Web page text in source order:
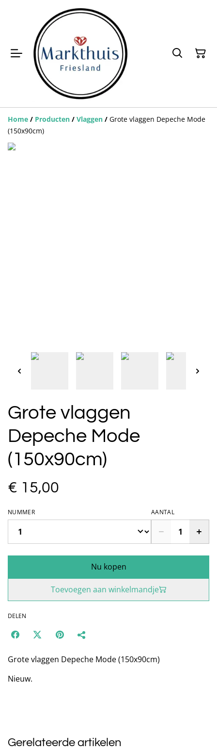
Home / Producten / Vlaggen / Grote vlaggen Depeche Mode
(150x90cm)
Grote vlaggen
Depeche Mode
(150x90cm)
€ 15,00
NUMMER AANTAL
Nu kopen
Toevoegen aan winkelmandje
DELEN
Grote vlaggen Depeche Mode (150x90cm)
Nieuw.
Gerelateerde artikelen